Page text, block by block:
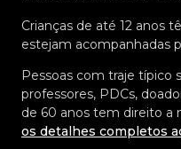
Crianças de até 12 anos
estejam acompanhadas
Pessoas com traje típico
professores, PDCs,
de 60 anos tem direito a
os detalhes completos